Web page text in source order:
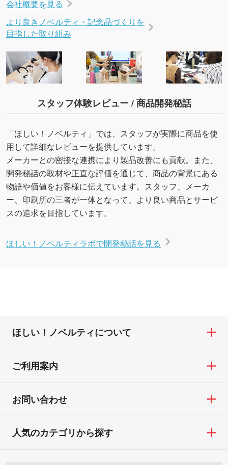
会社概要を見る
より良きノベルティ・記念品づくりを
目指した取り組み
スタッフ体験レビュー / 商品開発秘話
「ほしい！ノベルティ」では、スタッフが実際に商品を使
用して詳細なレビューを提供しています。
メーカーとの密接な連携により製品改善にも貢献。また、
開発秘話の取材や正直な評価を通じて、商品の背景にある
物語や価値をお客様に伝えています。スタッフ、メーカ
ー、印刷所の三者が一体となって、より良い商品とサービ
スの追求を目指しています。
ほしい！ノベルティラボで開発秘話を見る
ほしい！ノベルティについて
ご利用案内
お問い合わせ
人気のカテゴリから探す